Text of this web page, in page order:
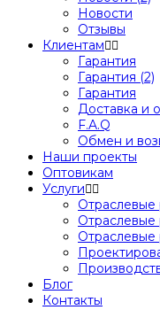
Новости
Отзывы
Клиентам
Гарантия
Гарантия (2)
Гарантия
Доставка и
F.A.Q
Обмен и
Наши проекты
Оптовикам
Услуги
Блог
Контакты